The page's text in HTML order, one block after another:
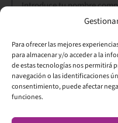
Para ofrecer las mejores
para almacenar y/o acceder a la
de estas tecnologías nos permitirá
navegación o las identificaciones
consentimiento, puede afectar
funciones.
Alternative:
Mantente
Mantente al día a